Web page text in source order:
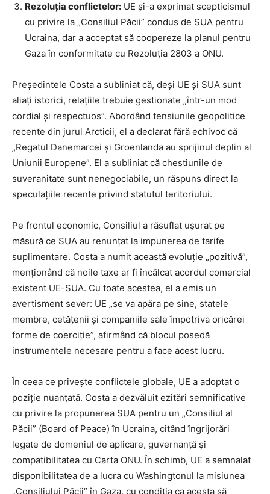
Rezoluția conflictelor: UE și-a exprimat scepticismul
cu privire la „Consiliul Păcii” condus de SUA pentru
Ucraina, dar a acceptat să coopereze la planul pentru
Gaza în conformitate cu Rezoluția 2803 a ONU.
Președintele Costa a subliniat că, deși UE și SUA sunt
aliați istorici, relațiile trebuie gestionate „într-un mod
cordial și respectuos”. Abordând tensiunile geopolitice
recente din jurul Arcticii, el a declarat fără echivoc că
„Regatul Danemarcei și Groenlanda au sprijinul deplin al
Uniunii Europene”. El a subliniat că chestiunile de
suveranitate sunt nenegociabile, un răspuns direct la
speculațiile recente privind statutul teritoriului.
Pe frontul economic, Consiliul a răsuflat ușurat pe
măsură ce SUA au renunțat la impunerea de tarife
suplimentare. Costa a numit această evoluție „pozitivă”,
menționând că noile taxe ar fi încălcat acordul comercial
existent UE-SUA. Cu toate acestea, el a emis un
avertisment sever: UE „se va apăra pe sine, statele
membre, cetățenii și companiile sale împotriva oricărei
forme de coerciție”, afirmând că blocul posedă
instrumentele necesare pentru a face acest lucru.
În ceea ce privește conflictele globale, UE a adoptat o
poziție nuanțată. Costa a dezvăluit ezitări semnificative
cu privire la propunerea SUA pentru un „Consiliul al
Păcii” (Board of Peace) în Ucraina, citând îngrijorări
legate de domeniul de aplicare, guvernanță și
compatibilitatea cu Carta ONU. În schimb, UE a semnalat
disponibilitatea de a lucra cu Washingtonul la misiunea
„Consiliului Păcii” în Gaza, cu condiția ca acesta să